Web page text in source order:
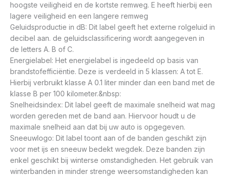
hoogste veiligheid en de kortste remweg. E heeft hierbij een
lagere veiligheid en een langere remweg
Geluidsproductie in dB: Dit label geeft het externe rolgeluid in
decibel aan. de geluidsclassificering wordt aangegeven in
de letters A. B of C.
Energielabel: Het energielabel is ingedeeld op basis van
brandstofefficiëntie. Deze is verdeeld in 5 klassen: A tot E.
Hierbij verbruikt klasse A 0.1 liter minder dan een band met de
klasse B per 100 kilometer.&nbsp:
Snelheidsindex: Dit label geeft de maximale snelheid wat mag
worden gereden met de band aan. Hiervoor houdt u de
maximale snelheid aan dat bij uw auto is opgegeven.
Sneeuwlogo: Dit label toont aan of de banden geschikt zijn
voor met ijs en sneeuw bedekt wegdek. Deze banden zijn
enkel geschikt bij winterse omstandigheden. Het gebruik van
winterbanden in minder strenge weersomstandigheden kan